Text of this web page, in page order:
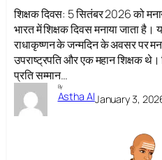
शिक्षक दिवस: 5 सितंबर 2026 को
भारत में शिक्षक दिवस मनाया जाता है।
राधाकृष्णन के जन्मदिन के अवसर पर
उपराष्ट्रपति और एक महान शिक्षक थे।
प्रति सम्मान…
By
Astha AIJanuary 3,